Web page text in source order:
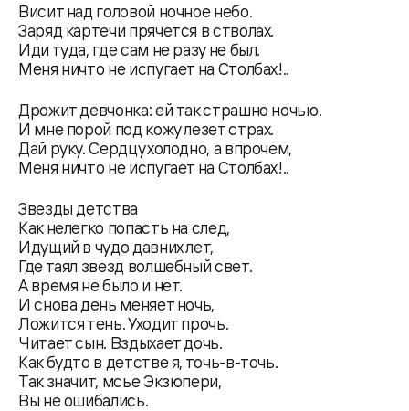
Висит над головой ночное небо.
Заряд картечи прячется в стволах.
Иди туда, где сам не разу не был.
Меня ничто не испугает на Столбах!..
Дрожит девчонка: ей так страшно ночью.
И мне порой под кожу лезет страх.
Дай руку. Сердцу холодно, а впрочем,
Меня ничто не испугает на Столбах!..
Звезды детства
Как нелегко попасть на след,
Идущий в чудо давних лет,
Где таял звезд волшебный свет.
А время не было и нет.
И снова день меняет ночь,
Ложится тень. Уходит прочь.
Читает сын. Вздыхает дочь.
Как будто в детстве я, точь-в-точь.
Так значит, мсье Экзюпери,
Вы не ошибались.